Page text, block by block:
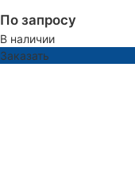
По запросу
В наличии
Заказать